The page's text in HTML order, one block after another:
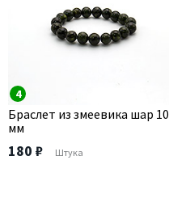
4
Браслет из змеевика шар 10
мм
180 ₽ Штука